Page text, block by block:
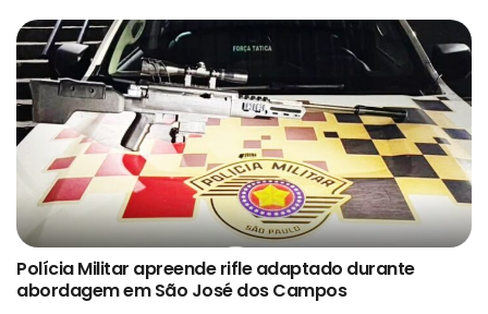
Polícia Militar apreende rifle adaptado durante
abordagem em São José dos Campos